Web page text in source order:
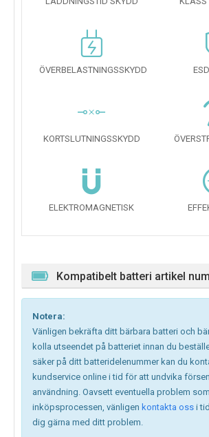
ÖVERBELASTNINGSSKYDD
KORTSLUTNINGSSKYDD
ELEKTROMAGNETISK
Kompatibelt batteri artikel
Notera:
Vänligen bekräfta ditt bärbara batteri och
kolla utseendet på batteriet innan du
säker på ditt batteridelenummer kan du
kundservice online i tid för att undvika
användning. Oavsett eventuella problem
inköpsprocessen, vänligen kontakta oss i
dig gärna med ditt problem.